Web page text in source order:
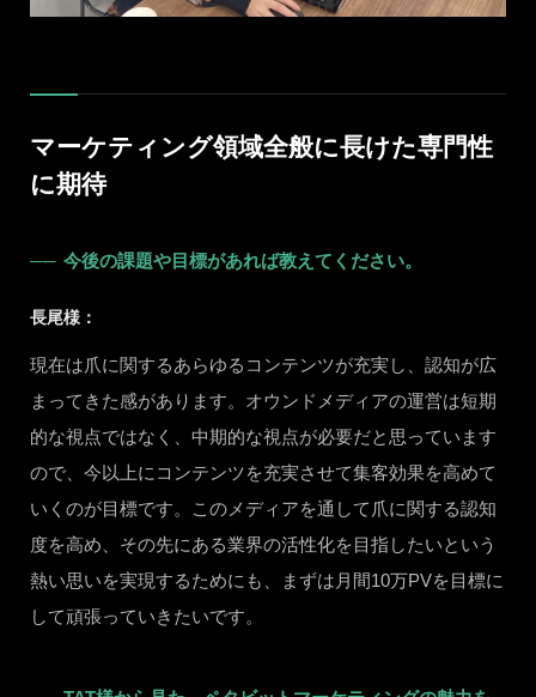
マーケティング領域全般に長けた専門性
に期待
今後の課題や目標があれば教えてください。
長尾様：
現在は爪に関するあらゆるコンテンツが充実し、認知が広
まってきた感があります。オウンドメディアの運営は短期
的な視点ではなく、中期的な視点が必要だと思っています
ので、今以上にコンテンツを充実させて集客効果を高めて
いくのが目標です。このメディアを通して爪に関する認知
度を高め、その先にある業界の活性化を目指したいという
熱い思いを実現するためにも、まずは月間10万PVを目標に
して頑張っていきたいです。